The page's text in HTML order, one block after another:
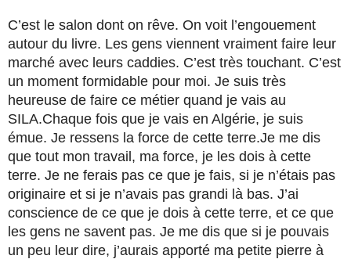
C’est le salon dont on rêve. On voit l’engouement
autour du livre. Les gens viennent vraiment faire leur
marché avec leurs caddies. C’est très touchant. C’est
un moment formidable pour moi. Je suis très
heureuse de faire ce métier quand je vais au
SILA.Chaque fois que je vais en Algérie, je suis
émue. Je ressens la force de cette terre.Je me dis
que tout mon travail, ma force, je les dois à cette
terre. Je ne ferais pas ce que je fais, si je n’étais pas
originaire et si je n’avais pas grandi là bas. J’ai
conscience de ce que je dois à cette terre, et ce que
les gens ne savent pas. Je me dis que si je pouvais
un peu leur dire, j’aurais apporté ma petite pierre à